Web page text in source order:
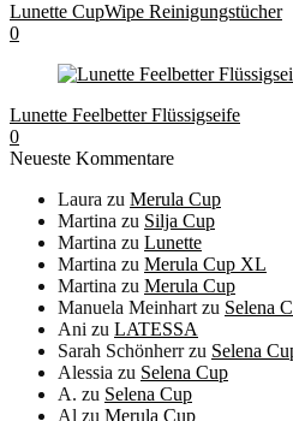
Lunette CupWipe Reinigungstücher
0
Lunette Feelbetter Flüssigseife
0
Neueste Kommentare
Laura zu Merula Cup
Martina zu Silja Cup
Martina zu Lunette
Martina zu Merula Cup XL
Martina zu Merula Cup
Manuela Meinhart zu Selena
Ani zu LATESSA
Sarah Schönherrzu Selena
Alessia zu Selena Cup
A. zu Selena Cup
Al zu Merula Cup